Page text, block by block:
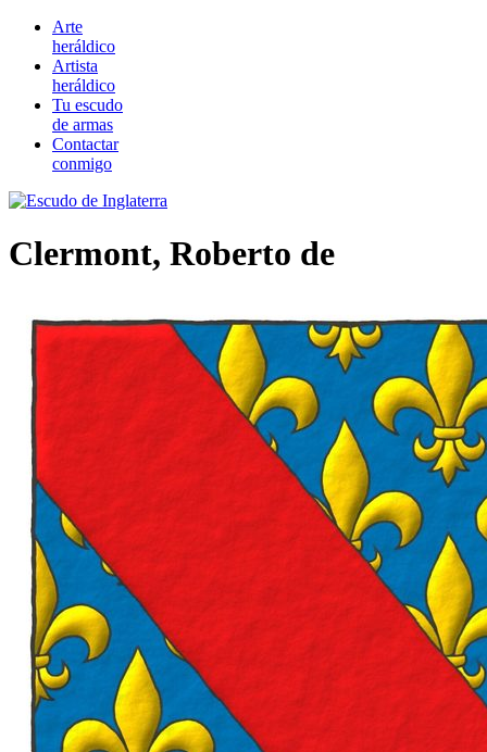
Arte
heráldico
Artista
heráldico
Tu escudo
de armas
Contactar
conmigo
Clermont, Roberto de